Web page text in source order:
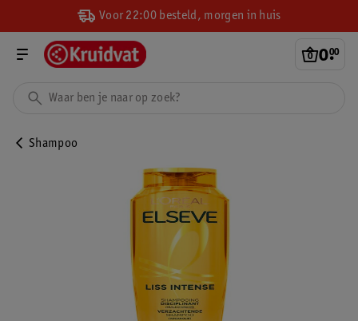
Voor 22:00 besteld, morgen in huis
0.
00
Shampoo